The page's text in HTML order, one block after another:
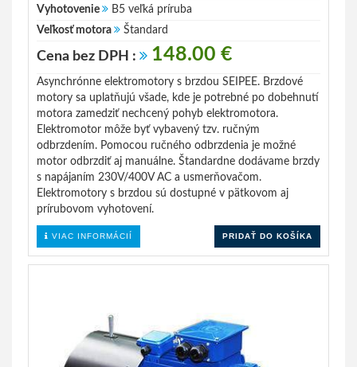
Vyhotovenie
B5 veľká príruba
Veľkosť motora
Štandard
Cena bez DPH : 148.00 €
Asynchrónne elektromotory s brzdou SEIPEE. Brzdové
motory sa uplatňujú všade, kde je potrebné po dobehnutí
motora zamedziť nechcený pohyb elektromotora.
Elektromotor môže byť vybavený tzv. ručným
odbrzdením. Pomocou ručného odbrzdenia je možné
motor odbrzdiť aj manuálne. Štandardne dodávame brzdy
s napájaním 230V/400V AC a usmerňovačom.
Elektromotory s brzdou sú dostupné v pätkovom aj
prírubovom vyhotovení.
VIAC INFORMÁCIÍ PRIDAŤ DO KOŠÍKA